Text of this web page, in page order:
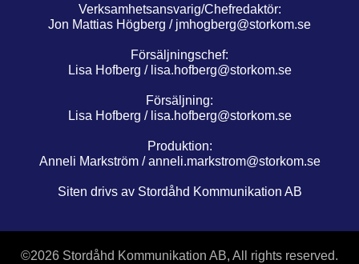
Verksamhetsansvarig/Chefredaktör:
Jon Mattias Högberg / jmhogberg@storkom.se
Försäljningschef:
Lisa Hofberg / lisa.hofberg@storkom.se
Försäljning:
Lisa Hofberg / lisa.hofberg@storkom.se
Produktion:
Anneli Markström /anneli.markstrom@storkom.se
Siten drivs av Stordåhd Kommunikation AB
©2026 Stordåhd Kommunikation AB, All rights reserved.